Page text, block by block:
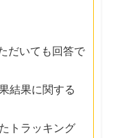
だいても回答で
結果に関する
トラッキング